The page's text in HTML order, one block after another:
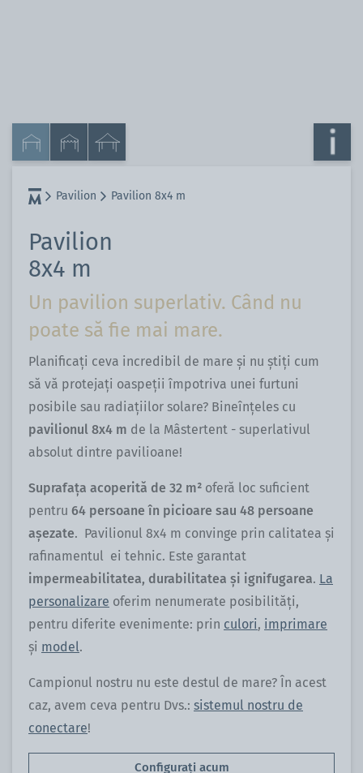
Pavilion Pavilion 8x4 m
Pavilion
8x4 m
Un pavilion superlativ. Când nu
poate să fie mai mare.
Planificați ceva incredibil de mare și nu știți cum
să vă protejați oaspeții împotriva unei furtuni
posibile sau radiațiilor solare? Bineînțeles cu
pavilionul 8x4 m de la Mâstertent - superlativul
absolut dintre pavilioane!
Suprafața acoperită de 32 m² oferă loc suficient
pentru 64 persoane în picioare sau 48 persoane
așezate. Pavilionul 8x4 m convinge prin calitatea și
rafinamentul ei tehnic. Este garantat
impermeabilitatea, durabilitatea și ignifugarea. La
personalizare oferim nenumerate posibilități,
pentru diferite evenimente: prin culori, imprimare
și model.
Campionul nostru nu este destul de mare? În acest
caz, avem ceva pentru Dvs.: sistemul nostru de
conectare!
Configurați acum